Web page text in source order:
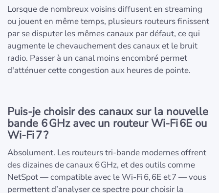
Lorsque de nombreux voisins diffusent en streaming
ou jouent en même temps, plusieurs routeurs finissent
par se disputer les mêmes canaux par défaut, ce qui
augmente le chevauchement des canaux et le bruit
radio. Passer à un canal moins encombré permet
d'atténuer cette congestion aux heures de pointe.
Puis-je choisir des canaux sur la nouvelle
bande 6 GHz avec un routeur Wi‑Fi 6E ou
Wi‑Fi 7 ?
Absolument. Les routeurs tri-bande modernes offrent
des dizaines de canaux 6 GHz, et des outils comme
NetSpot — compatible avec le Wi‑Fi 6, 6E et 7 — vous
permettent d’analyser ce spectre pour choisir la